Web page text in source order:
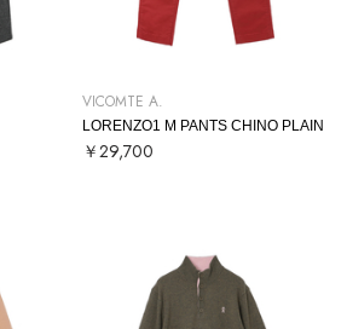
VICOMTE A.
LORENZO1 M PANTS CHINO PLAIN
￥29,700